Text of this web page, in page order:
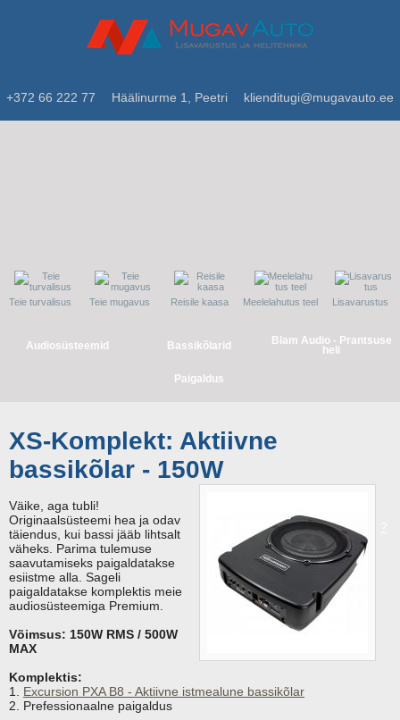
+372 66 222 77 Häälinurme 1, Peetri klienditugi@mugavauto.ee
Teie turvalisus Teie mugavus Reisile kaasa Meelelahutus teel Lisavarustus
Audiosüsteemid Bassikõlarid Blam Audio - Prantsuse
heli
Paigaldus
XS-Komplekt: Aktiivne
bassikõlar - 150W
Väike, aga tubli!
Originaalsüsteemi hea ja odav
täiendus, kui bassi jääb lihtsalt
väheks. Parima tulemuse
saavutamiseks paigaldatakse
esiistme alla. Sageli
paigaldatakse komplektis meie
audiosüsteemiga Premium.
Võimsus: 150W RMS / 500W
MAX
Komplektis:
1. Excursion PXA B8 - Aktiivne istmealune bassikõlar
2. Prefessionaalne paigaldus